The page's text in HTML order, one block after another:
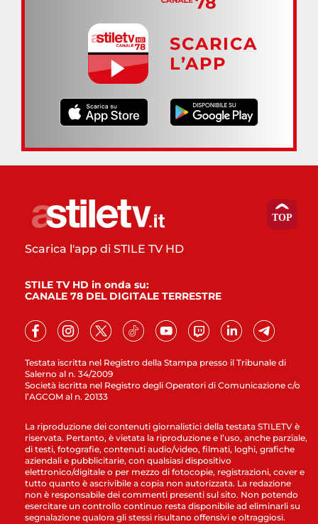
SCARICA
L’APP
Testata iscritta nel Registro della Stampa presso il Tribunale di
Salerno al n. 34/2009
Società iscritta nel Registro degli Operatori di Comunicazione c/o
l’AGCOM al n. 20133
Scarica l'app di STILE TV HD
STILE TV HD in onda su:
CANALE 78 DEL DIGITALE TERRESTRE
La riproduzione dei contenuti giornalistici della testata STILETV è
riservata. Pertanto, è vietata la riproduzione e l’uso, anche parziale,
di testi, fotografie, contenuti audio/video, filmati, loghi, grafiche
aziendali e pubblicitarie, con qualsiasi dispositivo
elettronico/digitale o per mezzo di fotocopie, registrazioni, cover e
tutto quanto è ascrivibile a copia non autorizzata. La redazione
non è responsabile dei commenti presenti sul sito. Non potendo
esercitare un controllo continuo resta disponibile ad eliminarli su
segnalazione qualora gli stessi risultano offensivi e oltraggiosi.